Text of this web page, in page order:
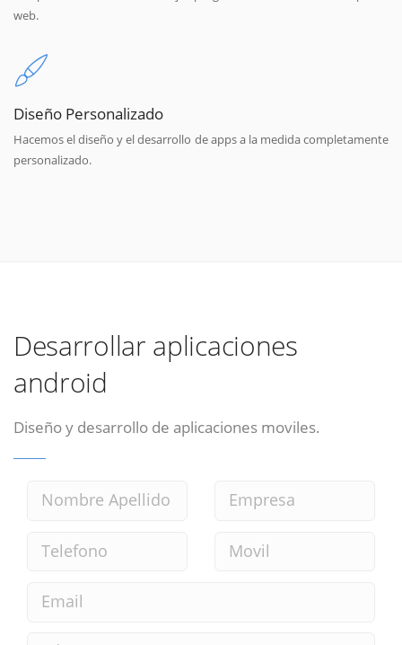
web.
Diseño Personalizado
Hacemos el diseño y el desarrollo de apps a la medida completamente
personalizado.
Desarrollar aplicaciones
android
Diseño y desarrollo de aplicaciones moviles.